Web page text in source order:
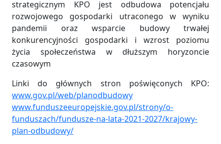
strategicznym KPO jest odbudowa potencjału
rozwojowego gospodarki utraconego w wyniku
pandemii oraz wsparcie budowy trwałej
konkurencyjności gospodarki i wzrost poziomu
życia społeczeństwa w dłuższym horyzoncie
czasowym
Linki do głównych stron poświęconych KPO:
www.gov.pl/web/planodbudowy
www.funduszeeuropejskie.gov.pl/strony/o-
funduszach/fundusze-na-lata-2021-2027/krajowy-
plan-odbudowy/